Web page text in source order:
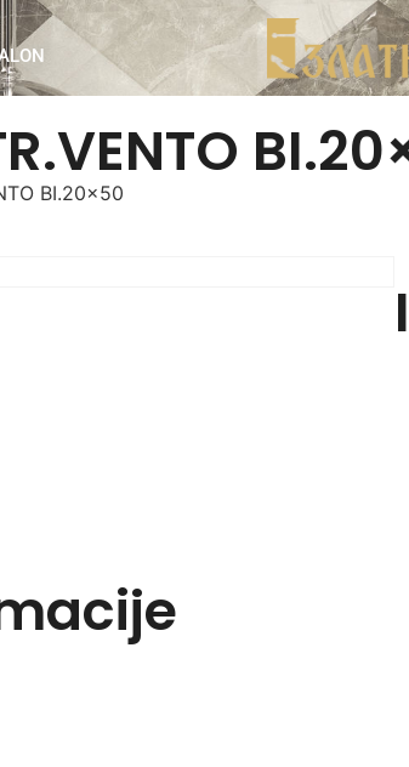
BI.20×50